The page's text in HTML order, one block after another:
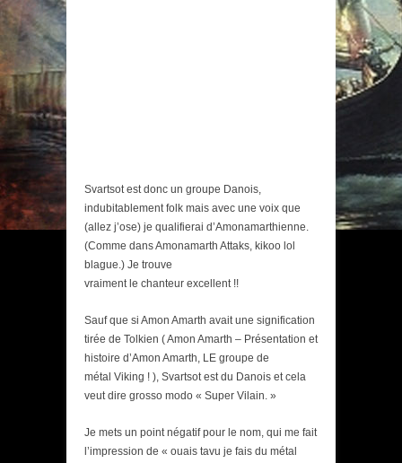
Svartsot est donc un groupe Danois,
indubitablement folk mais avec une voix que
(allez j’ose) je qualifierai d’Amonamarthienne.
(Comme dans Amonamarth Attaks, kikoo lol
blague.) Je trouve
vraiment le chanteur excellent !!
Sauf que si Amon Amarth avait une signification
tirée de Tolkien ( Amon Amarth – Présentation et
histoire d’Amon Amarth, LE groupe de
métal Viking ! ), Svartsot est du Danois et cela
veut dire grosso modo « Super Vilain. »
Je mets un point négatif pour le nom, qui me fait
l’impression de « ouais tavu je fais du métal